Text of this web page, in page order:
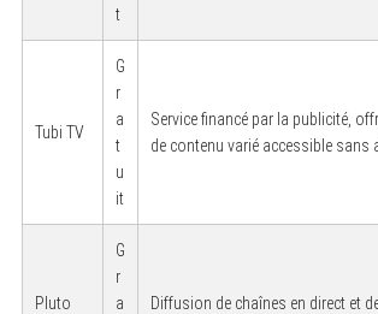
t
Tubi TV
G
r
a
t
u
it
Service financé par la publicité,
de contenu varié accessible sans
Pluto
G
r
a
Diffusion de chaînes en direct et